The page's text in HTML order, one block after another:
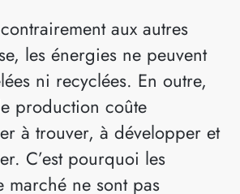
aux autres
les énergies ne peuvent
ni recyclées. En outre,
production coûte
à trouver, à développer et
C’est pourquoi les
marché ne sont pas